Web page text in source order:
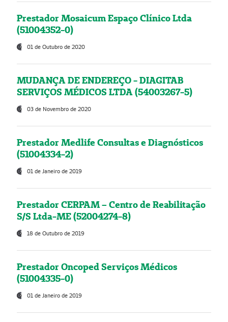
Prestador Mosaicum Espaço Clínico Ltda
(51004352-0)
01 de Outubro de 2020
MUDANÇA DE ENDEREÇO - DIAGITAB
SERVIÇOS MÉDICOS LTDA (54003267-5)
03 de Novembro de 2020
Prestador Medlife Consultas e Diagnósticos
(51004334-2)
01 de Janeiro de 2019
Prestador CERPAM – Centro de Reabilitação
S/S Ltda-ME (52004274-8)
18 de Outubro de 2019
Prestador Oncoped Serviços Médicos
(51004335-0)
01 de Janeiro de 2019